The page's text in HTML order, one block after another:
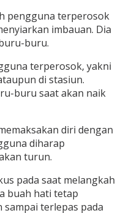
pengguna terperosok
imbauan. Dia
buru.
terperosok, yakni
di stasiun.
buru saat akan naik
diri dengan
diharap
turun.
pada saat melangkah
buah hati tetap
sampai terlepas pada